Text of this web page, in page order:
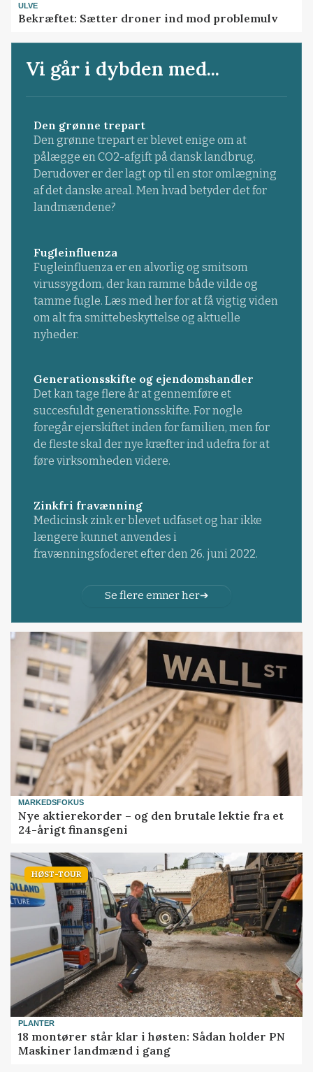
ULVE
Bekræftet: Sætter droner ind mod problemulv
Vi går i dybden med...
Den grønne trepart
Den grønne trepart er blevet enige om at
pålægge en CO2-afgift på dansk landbrug.
Derudover er der lagt op til en stor omlægning
af det danske areal. Men hvad betyder det for
landmændene?
Fugleinfluenza
Fugleinfluenza er en alvorlig og smitsom
virussygdom, der kan ramme både vilde og
tamme fugle. Læs med her for at få vigtig viden
om alt fra smittebeskyttelse og aktuelle
nyheder.
Generationsskifte og ejendomshandler
Det kan tage flere år at gennemføre et
succesfuldt generationsskifte. For nogle
foregår ejerskiftet inden for familien, men for
de fleste skal der nye kræfter ind udefra for at
føre virksomheden videre.
Zinkfri fravænning
Medicinsk zink er blevet udfaset og har ikke
længere kunnet anvendes i
fravænningsfoderet efter den 26. juni 2022.
Se flere emner her
MARKEDSFOKUS
Nye aktierekorder – og den brutale lektie fra et
24-årigt finansgeni
HØST-TOUR
PLANTER
18 montører står klar i høsten: Sådan holder PN
Maskiner landmænd i gang